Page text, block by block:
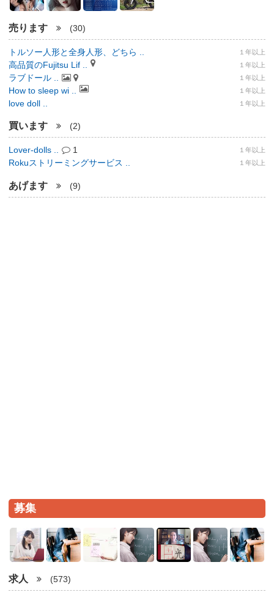
売ります (30)
トルソー人形と全身人形、どちら .. １年以上
高品質のFujitsu Lif .. １年以上
ラブドール .. １年以上
How to sleep wi .. １年以上
love doll .. １年以上
買います (2)
Lover-dolls .. 1 １年以上
Rokuストリーミングサービス .. １年以上
あげます (9)
募集
求人 (573)